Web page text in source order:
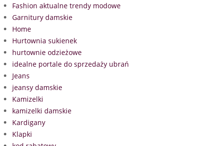
Fashion aktualne trendy modowe
Garnitury damskie
Home
Hurtownia sukienek
hurtownie odzieżowe
idealne portale do sprzedaży ubrań
Jeans
jeansy damskie
Kamizelki
kamizelki damskie
Kardigany
Klapki